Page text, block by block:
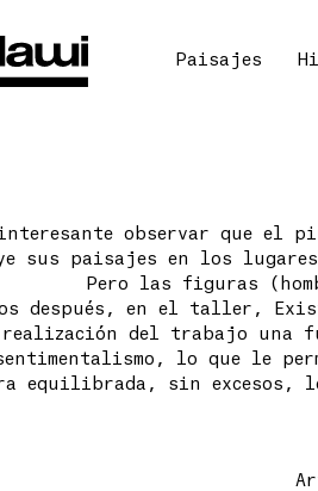
Paisajes
observar que el
sus paisajes en los lugares
Pero las figuras
después, en el taller,
realización del trabajo una
lo que le
equilibrada, sin excesos,